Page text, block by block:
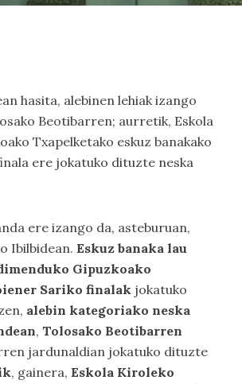
hasita, alebinen lehiak izango
Beotibarren; aurretik, Eskola
Txapelketako eskuz banakako
ere jokatuko dituzte neska
ere izango da, asteburuan,
Ibilbidean. Eskuz banaka lau
Gipuzkoako
Sariko finalak jokatuko
alebin kategoriako neska
, Tolosako Beotibarren
jardunaldian jokatuko dituzte
, gainera, Eskola Kiroleko